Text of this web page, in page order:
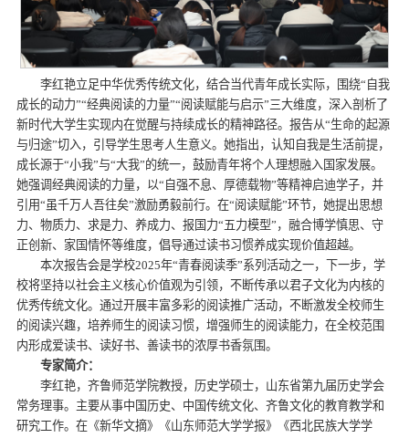
李红艳立足中华优秀传统文化，结合当代青年成长实际，围绕“自我
成长的动力”“经典阅读的力量”“阅读赋能与启示”三大维度，深入剖析了
新时代大学生实现内在觉醒与持续成长的精神路径。报告从“生命的起源
与归途”切入，引导学生思考人生意义。她指出，认知自我是生活前提，
成长源于“小我”与“大我”的统一，鼓励青年将个人理想融入国家发展。
她强调经典阅读的力量，以“自强不息、厚德载物”等精神启迪学子，并
引用“虽千万人吾往矣”激励勇毅前行。在“阅读赋能”环节，她提出思想
力、物质力、求是力、养成力、报国力“五力模型”，融合博学慎思、守
正创新、家国情怀等维度，倡导通过读书习惯养成实现价值超越。
本次报告会是学校2025年“青春阅读季”系列活动之一，下一步，学
校将坚持以社会主义核心价值观为引领，不断传承以君子文化为内核的
优秀传统文化。通过开展丰富多彩的阅读推广活动，不断激发全校师生
的阅读兴趣，培养师生的阅读习惯，增强师生的阅读能力，在全校范围
内形成爱读书、读好书、善读书的浓厚书香氛围。
专家简介：
李红艳，齐鲁师范学院教授，历史学硕士，山东省第九届历史学会
常务理事。主要从事中国历史、中国传统文化、齐鲁文化的教育教学和
研究工作。在《新华文摘》《山东师范大学学报》《西北民族大学学